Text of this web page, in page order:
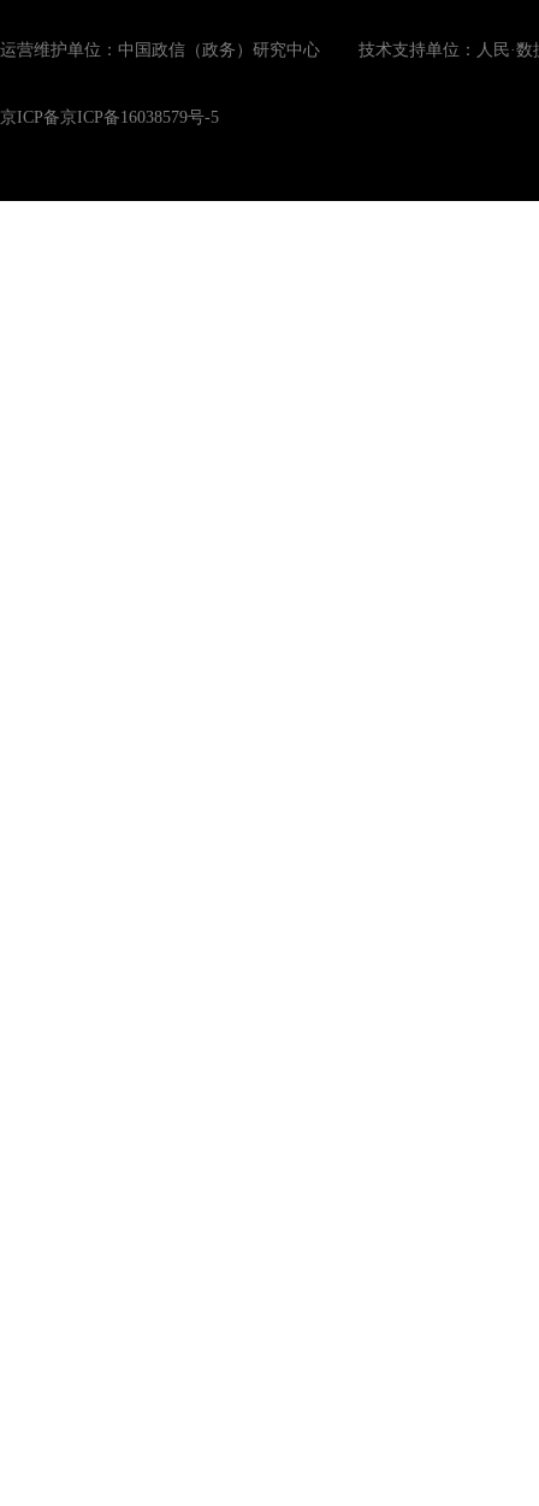
运营维护单位：中国政信（政务）研究中心 技术支持单位：人民·数
京ICP备京ICP备16038579号-5